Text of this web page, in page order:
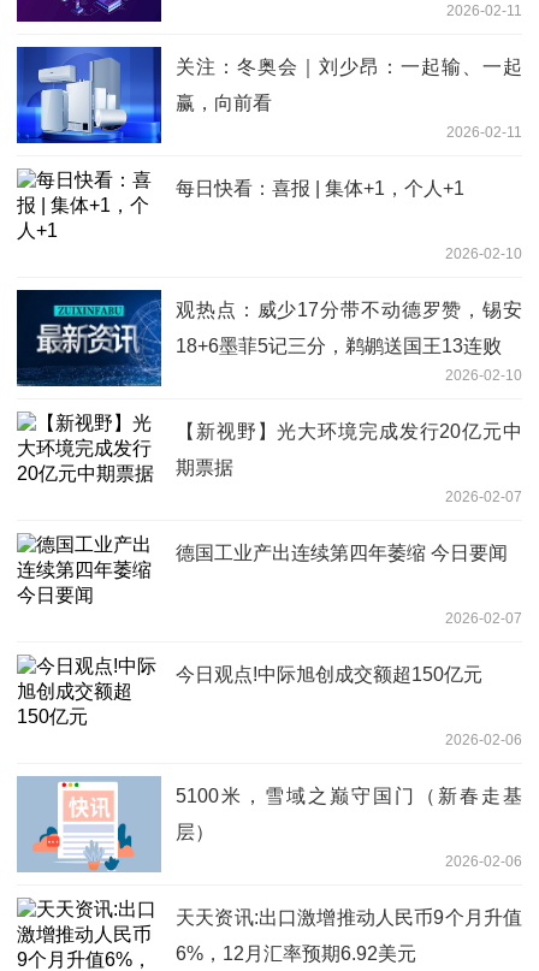
2026-02-11
关注：冬奥会｜刘少昂：一起输、一起
赢，向前看
2026-02-11
每日快看：喜报 | 集体+1，个人+1
2026-02-10
观热点：威少17分带不动德罗赞，锡安
18+6墨菲5记三分，鹈鹕送国王13连败
2026-02-10
【新视野】光大环境完成发行20亿元中
期票据
2026-02-07
德国工业产出连续第四年萎缩 今日要闻
2026-02-07
今日观点!中际旭创成交额超150亿元
2026-02-06
5100米，雪域之巅守国门（新春走基
层）
2026-02-06
天天资讯:出口激增推动人民币9个月升值
6%，12月汇率预期6.92美元